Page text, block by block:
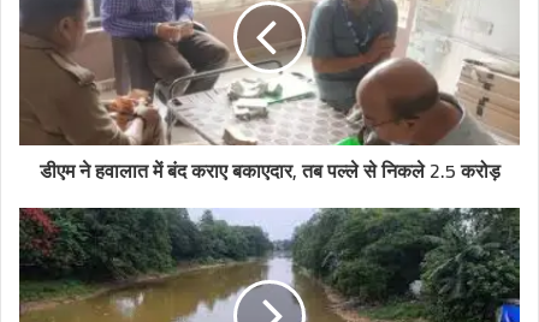
डीएम ने हवालात में बंद कराए बकाएदार, तब पल्ले से निकले 2.5 करोड़